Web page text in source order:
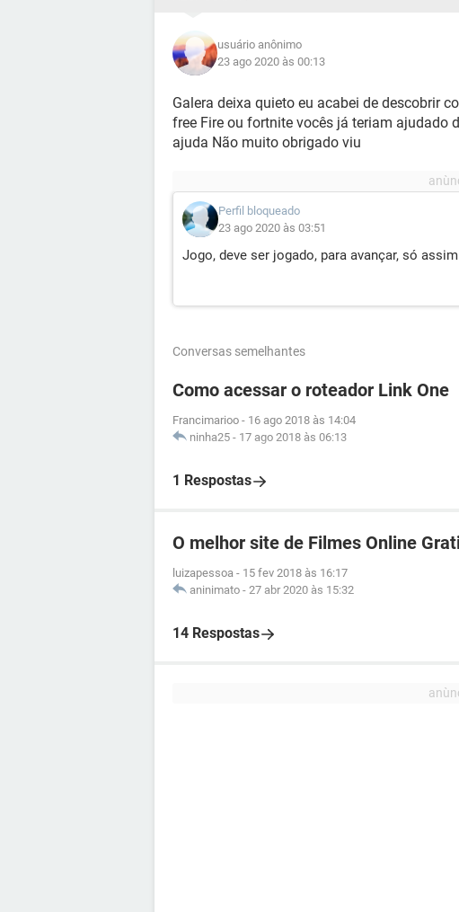
usuário anônimo
23 ago 2020 às 00:13
Galera deixa quieto eu acabei de descobrir
free Fire ou fortnite vocês já teriam ajudado
ajuda Não muito obrigado viu
Perfil bloqueado
23 ago 2020 às 03:51
Jogo, deve ser jogado, para avançar, só
Conversas semelhantes
Como acessar o roteador Link One
Francimarioo - 16 ago 2018 às 14:04
ninha25 - 17 ago 2018 às 06:13
1 Respostas
O melhor site de Filmes Online
luizapessoa - 15 fev 2018 às 16:17
aninimato - 27 abr 2020 às 15:32
14 Respostas